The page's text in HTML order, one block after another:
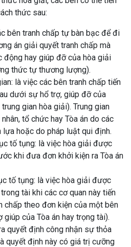
thức sau:
bên tranh chấp tự bàn bạc để đi
án giải quyết tranh chấp mà
động hay giúp đỡ của hòa giải
thức tự thương lượng).
là việc các bên tranh chấp tiến
dưới sự hổ trợ, giúp đỡ của
gian hòa giải). Trung gian
tổ chức hay Tòa án do các
lựa hoặc do pháp luật qui định.
tố tụng: là việc hòa giải được
khi đưa đơn khởi kiện ra Tòa án
tố tụng: là việc hòa giải được
tài khi các cơ quan này tiến
chấp theo đơn kiện của một bên
của Tòa án hay trọng tài).
quyết định công nhận sự thỏa
quyết định này có giá trị cưỡng